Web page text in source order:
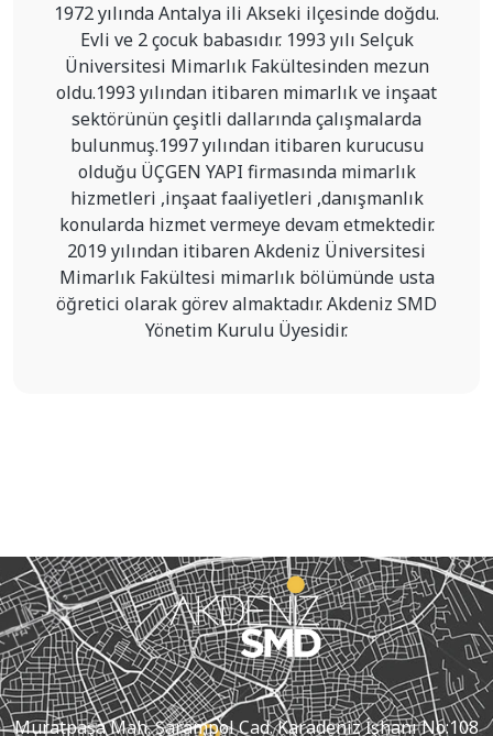
1972 yılında Antalya ili Akseki ilçesinde doğdu.
Evli ve 2 çocuk babasıdır. 1993 yılı Selçuk
Üniversitesi Mimarlık Fakültesinden mezun
oldu.1993 yılından itibaren mimarlık ve inşaat
sektörünün çeşitli dallarında çalışmalarda
bulunmuş.1997 yılından itibaren kurucusu
olduğu ÜÇGEN YAPI firmasında mimarlık
hizmetleri ,inşaat faaliyetleri ,danışmanlık
konularda hizmet vermeye devam etmektedir.
2019 yılından itibaren Akdeniz Üniversitesi
Mimarlık Fakültesi mimarlık bölümünde usta
öğretici olarak görev almaktadır. Akdeniz SMD
Yönetim Kurulu Üyesidir.
Muratpaşa Mah. Şarampol Cad. Karadeniz İşhanı No:108